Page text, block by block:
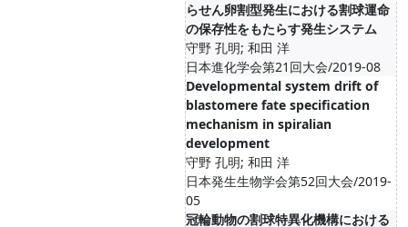
らせん卵割型発生における割球運命
の保存性をもたらす発生システム
守野 孔明; 和田 洋
日本進化学会第21回大会/2019-08
Developmental system drift of
blastomere fate specification
mechanism in spiralian
development
守野 孔明; 和田 洋
日本発生生物学会第52回大会/2019-
05
冠輪動物の割球特異化機構における